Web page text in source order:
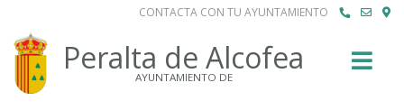
CONTACTA CON TU AYUNTAMIENTO
Peralta de Alcofea
AYUNTAMIENTO DE